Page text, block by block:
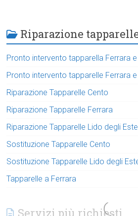
Riparazione
Pronto intervento tapparella Ferrara
Pronto intervento tapparelle Ferrara
Riparazione Tapparelle Cento
Riparazione Tapparelle Ferrara
Riparazione Tapparelle Lido degli
Sostituzione Tapparelle Cento
Sostituzione Tapparelle Lido degli
Tapparelle a Ferrara
Servizi più richiesti